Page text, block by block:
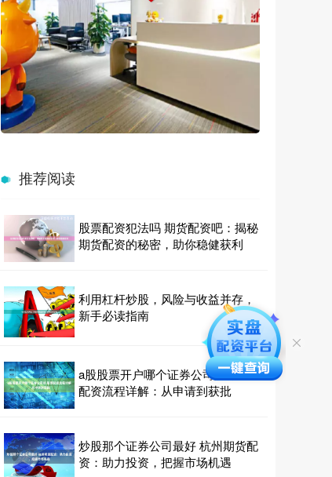
推荐阅读
股票配资犯法吗 期货配资吧：揭秘
期货配资的秘密，助你稳健获利
利用杠杆炒股，风险与收益并存，
新手必读指南
a股股票开户哪个证券公司好 股票
配资流程详解：从申请到获批
炒股那个证券公司最好 杭州期货配
资：助力投资，把握市场机遇